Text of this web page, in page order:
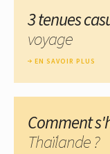
3 tenues
voyage
EN SAVOIR PLUS
Comment
Thaïlande ?